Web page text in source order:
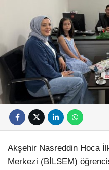
Akşehir Nasreddin Hoca
Merkezi (BİLSEM)